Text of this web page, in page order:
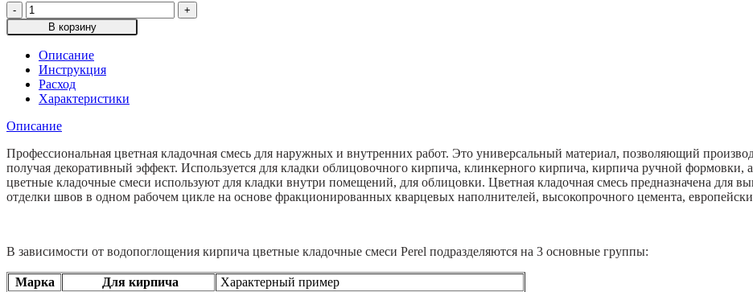
Количество
товара
Красная
кладочная
смесь
Perel
NL-
0160
для
с
водопоглощением
0-
5%,
В корзину
Описание
Инструкция
Расход
Характеристики
Описание
Профессиональная цветная кладочная смесь для наружных и внутренних работ. Это универсальный материал, позволяющий
получая декоративный эффект. Используется для кладки облицовочного кирпича, клинкерного кирпича, кирпича ручной
цветные кладочные смеси используют для кладки внутри помещений, для облицовки. Цветная кладочная смесь предназначена для
отделки швов в одном рабочем цикле на основе фракционированных кварцевых наполнителей, высокопрочного цемента,
В зависимости от водопоглощения кирпича цветные кладочные смеси Perel подразделяются на 3 основные группы:
Марка Для кирпича
Характерный пример